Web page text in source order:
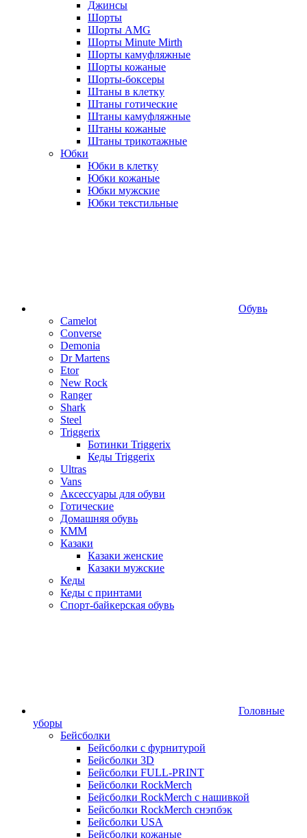
Джинсы
Шорты
Шорты AMG
Шорты Minute Mirth
Шорты камуфляжные
Шорты кожаные
Шорты-боксеры
Штаны в клетку
Штаны готические
Штаны камуфляжные
Штаны кожаные
Штаны трикотажные
Юбки
Юбки в клетку
Юбки кожаные
Юбки мужские
Юбки текстильные
Обувь
Camelot
Converse
Demonia
Dr Martens
Etor
New Rock
Ranger
Shark
Steel
Triggerix
Ботинки Triggerix
Кеды Triggerix
Ultras
Vans
Аксессуары для обуви
Готические
Домашняя обувь
КММ
Казаки
Казаки женские
Казаки мужские
Кеды
Кеды с принтами
Спорт-байкерская обувь
Головные
уборы
Бейсболки
Бейсболки с фурнитурой
Бейсболки 3D
Бейсболки FULL-PRINT
Бейсболки RockMerch
Бейсболки RockMerch с нашивкой
Бейсболки RockMerch снэпбэк
Бейсболки USA
Бейсболки кожаные